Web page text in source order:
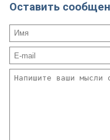
Оставить